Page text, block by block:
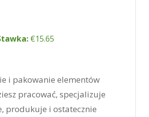
€15.65
i pakowanie elementów
pracować, specjalizuje
produkuje i ostatecznie